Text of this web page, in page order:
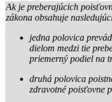
Ak je preberajúcich
zákona obsahuje
jedna polovica
dielom medzi tie
priemerný podiel na
druhá polovica
zdravotné poisťovne